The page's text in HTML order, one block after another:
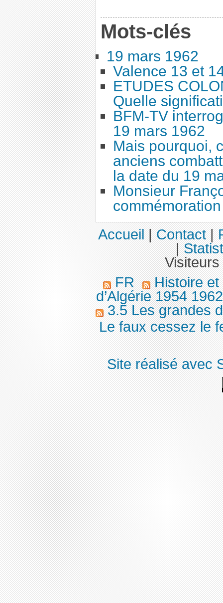
Mots-clés
19 mars 1962
Valence 13 et
ETUDES
Quelle
BFM-TV
19 mars 1962
Mais pourquoi,
anciens
la date du 19
Monsieur
Accueil|Contact|
|
FR
Histoire
d’Algérie 1954
3.5 Les grandes
Le faux cessez le
Site réalisé avec